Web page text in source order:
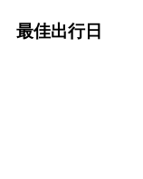
最佳出行日